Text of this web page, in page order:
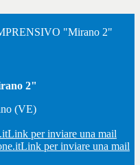
"Mirano 2"
2"
(VE)
Link per inviare una mail
Link per inviare una mail